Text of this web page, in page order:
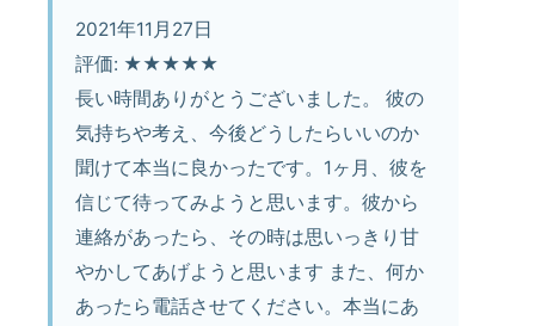
2021年11月27日
評価: ★★★★★
長い時間ありがとうございました。 彼の
気持ちや考え、今後どうしたらいいのか
聞けて本当に良かったです。1ヶ月、彼を
信じて待ってみようと思います。彼から
連絡があったら、その時は思いっきり甘
やかしてあげようと思います また、何か
あったら電話させてください。本当にあ